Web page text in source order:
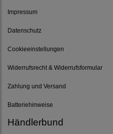
Impressum
Datenschutz
Cookieeinstellungen
Widerrufsrecht & Widerrufsformular
Zahlung und Versand
Batteriehinweise
Händlerbund